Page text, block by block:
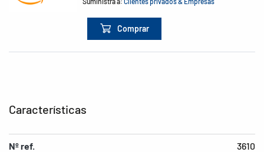
Comprar
Características
Nº ref. 3610